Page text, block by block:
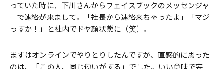
っていた時に、下川さんからフェイスブックのメッセンジャ
ーで連絡が来まして。「社長から連絡来ちゃったよ」「マジ
っすか！」と社内でドヤ顔状態に（笑）。
まずはオンラインでやりとりしたんですが、直感的に思った
のは、「この人、同じ匂いがする」でした。いい意味で妄